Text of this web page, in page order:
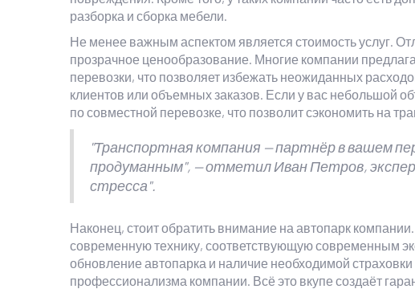
разборка и сборка мебели.
Не менее важным аспектом является стоимость услуг.
прозрачное ценообразование. Многие компании
перевозки, что позволяет избежать неожиданных
клиентов или объемных заказов. Если у вас небольшой
по совместной перевозке, что позволит сэкономить на
"Транспортная компания — партнёр в вашем
продуманным", — отметил Иван Петров,
стресса".
Наконец, стоит обратить внимание на автопарк
современную технику, соответствующую современным
обновление автопарка и наличие необходимой
профессионализма компании. Всё это вкупе создаёт